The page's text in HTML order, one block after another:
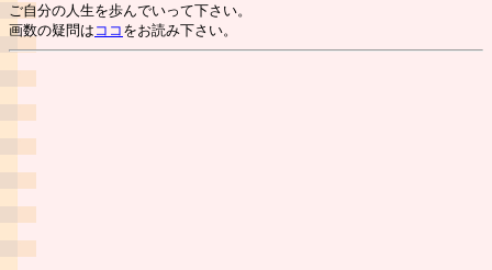
ご自分の人生を歩んでいって下さい。
画数の疑問は ココ をお読み下さい。